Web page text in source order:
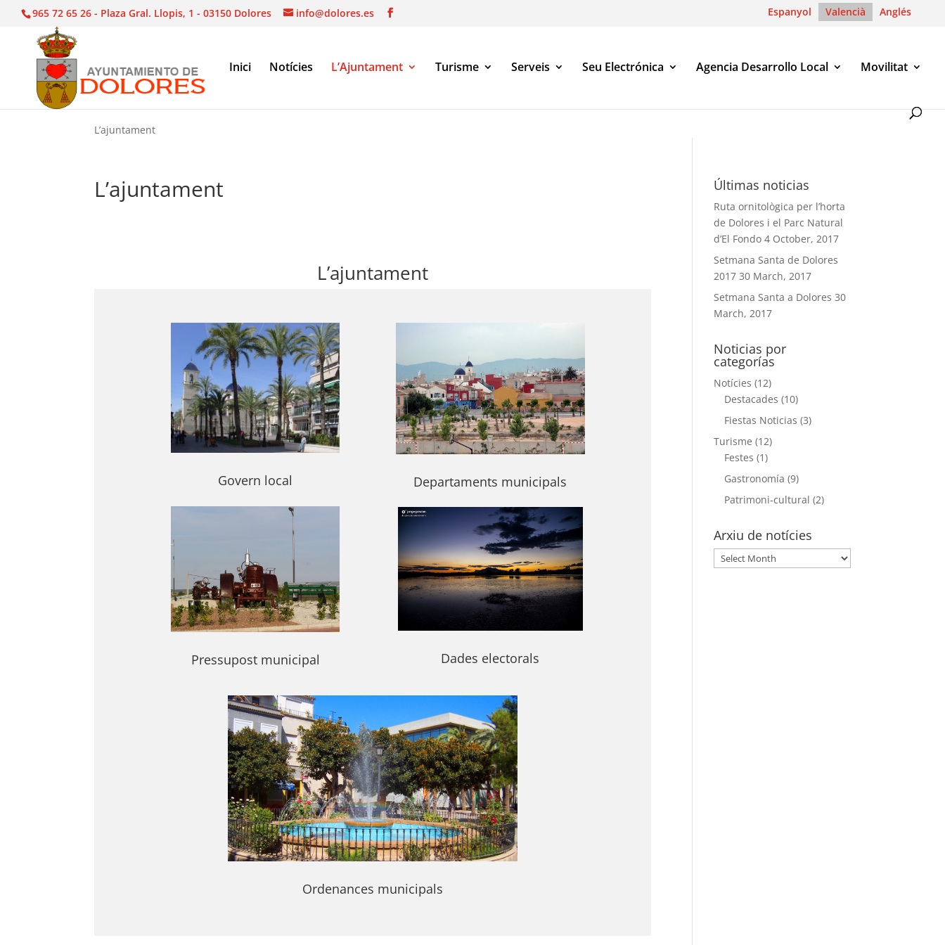
965 72 65 26 - Plaza Gral. Llopis, 1 - 03150 Dolores info@dolores.es Espanyol Valencià Anglés
Inici Notícies L’Ajuntament Turisme Serveis Seu Electrónica Agencia Desarrollo Local Movilitat
L’ajuntament
L’ajuntament
L’ajuntament
Govern local
Pressupost municipal
Departaments municipals
Dades electorals
Ordenances municipals
Últimas noticias
Ruta ornitològica per l’horta
de Dolores i el Parc Natural
d’El Fondo 4 October, 2017
Setmana Santa de Dolores
2017 30 March, 2017
Setmana Santa a Dolores 30
March, 2017
Noticias por
categorías
Notícies (12)
Destacades (10)
Fiestas Noticias (3)
Turisme (12)
Festes (1)
Gastronomía (9)
Patrimoni-cultural (2)
Arxiu de notícies
Arxiu
de